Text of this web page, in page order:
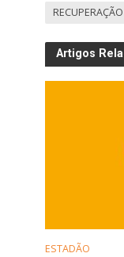
Artigos
ESTADÃO